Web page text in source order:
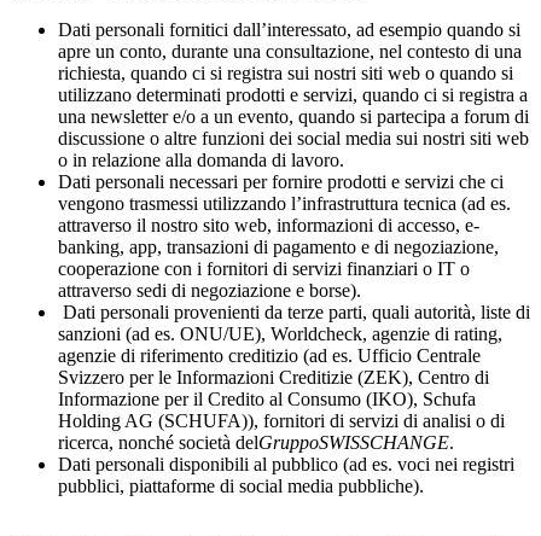
Dati personali fornitici dall’interessato, ad esempio quando si
apre un conto, durante una consultazione, nel contesto di una
richiesta, quando ci si registra sui nostri siti web o quando si
utilizzano determinati prodotti e servizi, quando ci si registra a
una newsletter e/o a un evento, quando si partecipa a forum di
discussione o altre funzioni dei social media sui nostri siti web
o in relazione alla domanda di lavoro.
Dati personali necessari per fornire prodotti e servizi che ci
vengono trasmessi utilizzando l’infrastruttura tecnica (ad es.
attraverso il nostro sito web, informazioni di accesso, e-
banking, app, transazioni di pagamento e di negoziazione,
cooperazione con i fornitori di servizi finanziari o IT o
attraverso sedi di negoziazione e borse).
Dati personali provenienti da terze parti, quali autorità, liste di
sanzioni (ad es. ONU/UE), Worldcheck, agenzie di rating,
agenzie di riferimento creditizio (ad es. Ufficio Centrale
Svizzero per le Informazioni Creditizie (ZEK), Centro di
Informazione per il Credito al Consumo (IKO), Schufa
Holding AG (SCHUFA)), fornitori di servizi di analisi o di
ricerca, nonché società delGruppoSWISSCHANGE.
Dati personali disponibili al pubblico (ad es. voci nei registri
pubblici, piattaforme di social media pubbliche).